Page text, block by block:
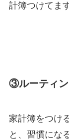
計簿つけてま
③ルーティン
家計簿をつけ
と、習慣にな